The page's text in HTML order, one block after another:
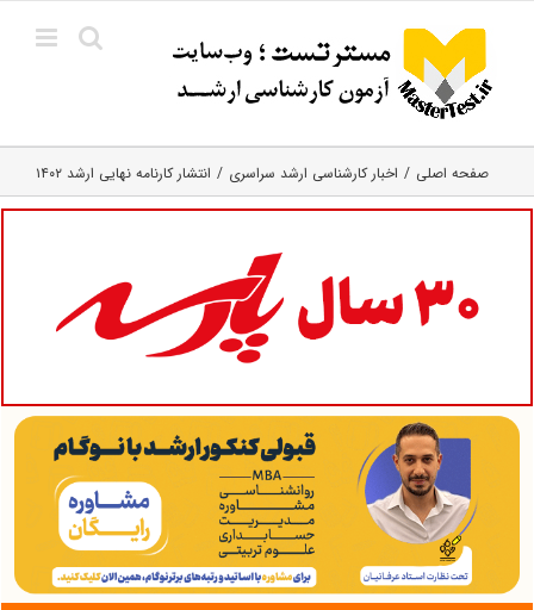
content
صفحه اصلی اخبار کارشناسی ارشد سراسری انتشار کارنامه نهایی ارشد ۱۴۰۲